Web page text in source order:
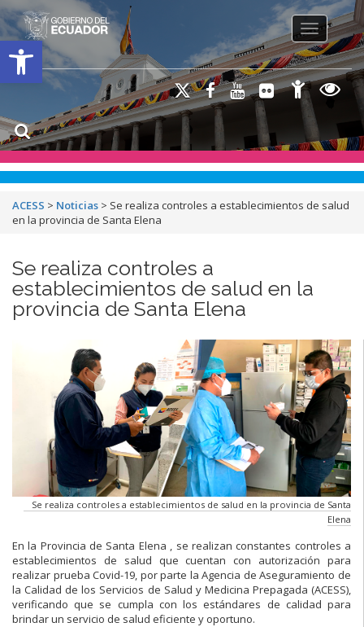
Open toolbar
Toggle
ACESS > Noticias > Se realiza controles a establecimientos de salud
en la provincia de Santa Elena
Se realiza controles a
establecimientos de salud en la
provincia de Santa Elena
Se realiza controles a establecimientos de salud en la provincia de Santa
Elena
En la Provincia de Santa Elena , se realizan constantes controles a
establecimientos de salud que cuentan con autorización para
realizar prueba Covid-19, por parte la Agencia de Aseguramiento de
la Calidad de los Servicios de Salud y Medicina Prepagada (ACESS),
verificando que se cumpla con los estándares de calidad para
brindar un servicio de salud eficiente y oportuno.